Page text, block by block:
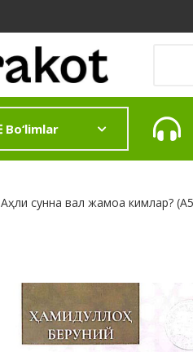
Bo‘limlar
Аҳли сунна вал жамоа кимлар?